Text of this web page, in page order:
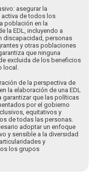
asegurar la
de todos los
población en la
la EDL, incluyendo a
discapacidad, personas
y otras poblaciones
que ninguna
excluida de los beneficios
local.
de la perspectiva de
la elaboración de una EDL
garantizar que las políticas
por el gobierno
equitativos y
de todas las personas.
adoptar un enfoque
y sensible a la diversidad
y
los grupos